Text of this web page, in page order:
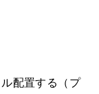
配置する（プ